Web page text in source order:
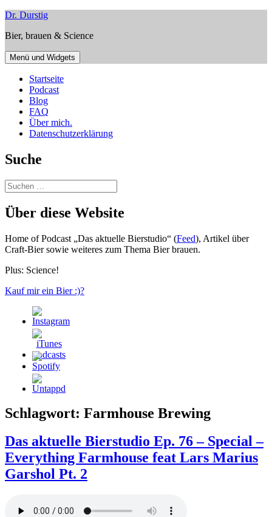
Zum
springen
Dr. Durstig
Bier, brauen & Science
Menü und Widgets
Startseite
Podcast
Blog
FAQ
Über mich.
Datenschutzerklärung
Suche
Suchen
nach:
Über diese Website
Home of Podcast „Das aktuelle Bierstudio“ (Feed), Artikel über
Craft-Bier sowie weiteres zum Thema Bier brauen.
Plus: Science!
Kauf mir ein Bier :)?
Schlagwort: Farmhouse Brewing
Das aktuelle Bierstudio Ep. 76 – Special –
Everything Farmhouse feat Lars Marius
Garshol Pt. 2